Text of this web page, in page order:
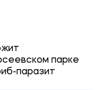
парке
паразит